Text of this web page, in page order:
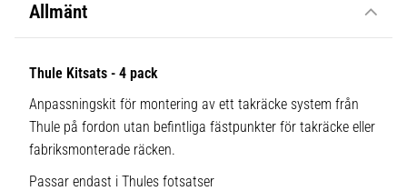
Allmänt
Thule Kitsats - 4 pack
Anpassningskit för montering av ett takräcke system från
Thule på fordon utan befintliga fästpunkter för takräcke eller
fabriksmonterade räcken.
Passar endast i Thules fotsatser